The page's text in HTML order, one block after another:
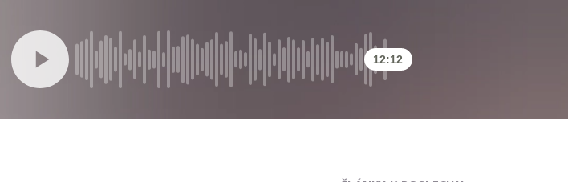
12:12